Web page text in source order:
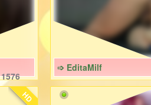
1576
➩ EditaMilf
HD